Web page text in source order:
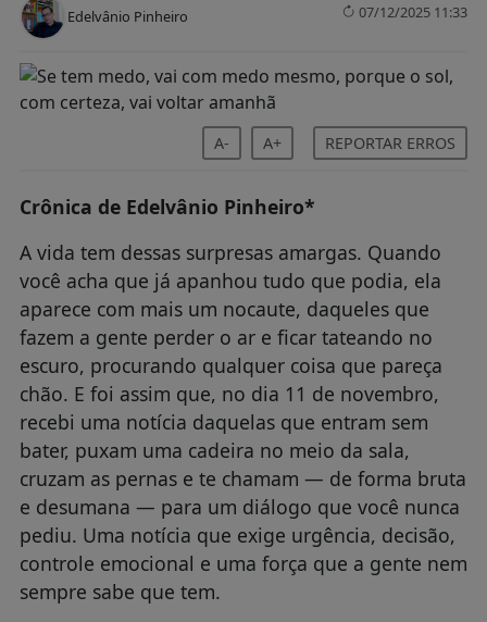
Edelvânio Pinheiro 07/12/2025 11:33
A- A+ REPORTAR ERROS
Crônica de Edelvânio Pinheiro*
A vida tem dessas surpresas amargas. Quando
você acha que já apanhou tudo que podia, ela
aparece com mais um nocaute, daqueles que
fazem a gente perder o ar e ficar tateando no
escuro, procurando qualquer coisa que pareça
chão. E foi assim que, no dia 11 de novembro,
recebi uma notícia daquelas que entram sem
bater, puxam uma cadeira no meio da sala,
cruzam as pernas e te chamam — de forma bruta
e desumana — para um diálogo que você nunca
pediu. Uma notícia que exige urgência, decisão,
controle emocional e uma força que a gente nem
sempre sabe que tem.